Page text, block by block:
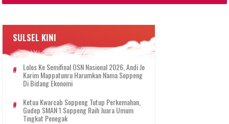
SULSEL KINI
Lolos Ke Semifinal OSN Nasional 2026, Andi Jo
Karim Mappatunru Harumkan Nama Soppeng
Di Bidang Ekonomi
Ketua Kwarcab Soppeng Tutup Perkemahan,
Gudep SMAN 1 Soppeng Raih Juara Umum
Tingkat Penegak